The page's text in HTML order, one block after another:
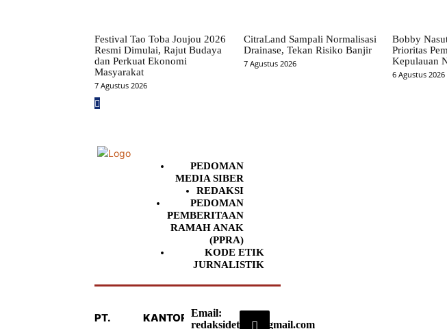
Festival Tao Toba Joujou 2026
Resmi Dimulai, Rajut Budaya
dan Perkuat Ekonomi
Masyarakat
7 Agustus 2026
CitraLand Sampali Normalisasi
Drainase, Tekan Risiko Banjir
7 Agustus 2026
Bobby
Prioritas
Kepulauan
6 Agustus 2026
PEDOMAN
MEDIA SIBER
REDAKSI
PEDOMAN
PEMBERITAAN
RAMAH ANAK
(PPRA)
KODE ETIK
JURNALISTIK
PT. KANTOR Email:
redaksideteksi@gmail.com